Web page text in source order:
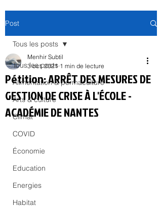
Post
Tous les posts
Alimentation & permaculture
Arts & culture
Climat
COVID
Économie
Education
Energies
Habitat
Tous les posts
Pétition: ARRÊT DES MESURES DE
GESTION DE CRISE À L'ÉCOLE -
ACADÉMIE DE NANTES
Menhir Subtil
3 oct. 2021 1 min de lecture